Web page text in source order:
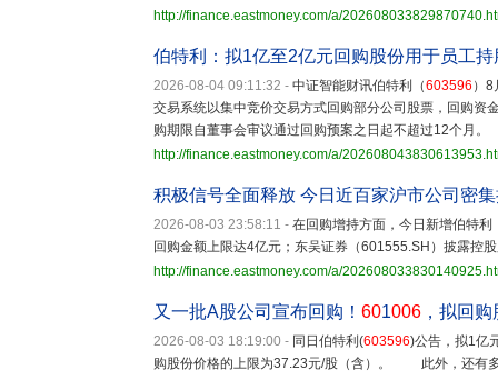
http://finance.eastmoney.com/a/
伯特利：拟1亿至2亿元回购股份用于员工
2026-08-04 09:11:32 - 中证智能财讯伯特利（603596 ）8
交易系统以集中竞价交易方式回购部分公司股票，回购资
购期限自董事会审议通过回购预案之日起不超过12个月。
http://finance.eastmoney.com/a/
积极信号全面释放 今日近百家沪市公司密
2026-08-03 23:58:11 - 在回购增持方面，今日新增伯特利
回购金额上限达4亿元；东吴证券（601555.SH）披露控
http://finance.eastmoney.com/a/
又一批A股公司宣布回购！ 601006 ，拟回
2026-08-03 18:19:00 - 同日伯特利(603596)公告，拟1亿
购股份价格的上限为37.23元/股（含）。 此外，还有